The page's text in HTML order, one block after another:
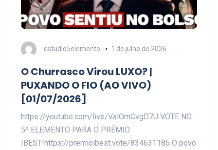
estudio5elemento 1 de julho de 2026
O Churrasco Virou LUXO? |
PUXANDO O FIO (AO VIVO)
[01/07/2026]
https://youtube.com/live/ValOmCvgD7U VOTE NO
5º ELEMENTO PARA O PRÊMIO
IBEST!https://premioibest.vote/834631185 O povo